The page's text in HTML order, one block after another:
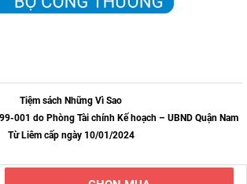
Tiệm sách Những Vì Sao
001 do Phòng Tài chính Kế hoạch – UBND Quận Nam
Từ Liêm cấp ngày 10/01/2024